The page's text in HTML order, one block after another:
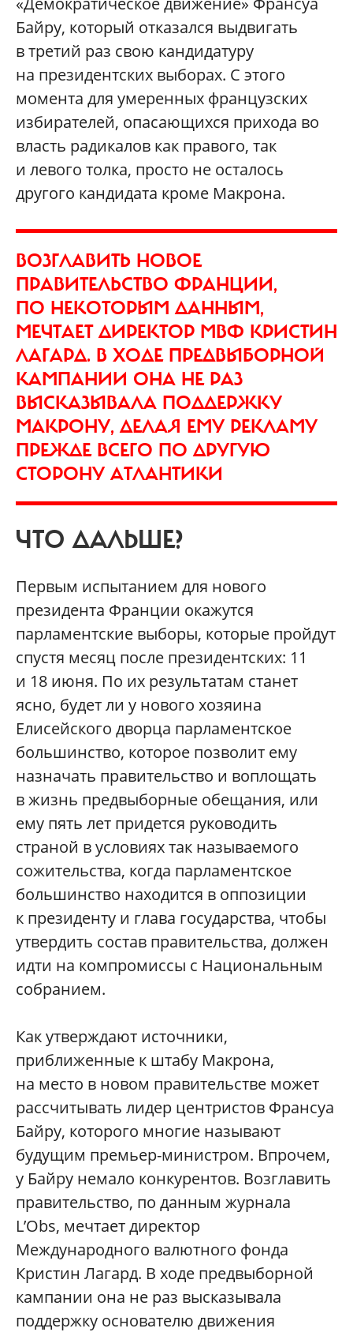
Байру, который отказался выдвигать
в третий раз свою кандидатуру
на президентских выборах. С этого
момента для умеренных французских
избирателей, опасающихся прихода во
власть радикалов как правого, так
и левого толка, просто не осталось
другого кандидата кроме Макрона.
ВОЗГЛАВИТЬ НОВОЕ
ПРАВИТЕЛЬСТВО ФРАНЦИИ,
ПО НЕКОТОРЫМ ДАННЫМ,
МЕЧТАЕТ ДИРЕКТОР МВФ КРИСТИН
ЛАГАРД. В ХОДЕ ПРЕДВЫБОРНОЙ
КАМПАНИИ ОНА НЕ РАЗ
ВЫСКАЗЫВАЛА ПОДДЕРЖКУ
МАКРОНУ, ДЕЛАЯ ЕМУ РЕКЛАМУ
ПРЕЖДЕ ВСЕГО ПО ДРУГУЮ
СТОРОНУ АТЛАНТИКИ
ЧТО ДАЛЬШЕ?
Первым испытанием для нового
президента Франции окажутся
парламентские выборы, которые пройдут
спустя месяц после президентских: 11
и 18 июня. По их результатам станет
ясно, будет ли у нового хозяина
Елисейского дворца парламентское
большинство, которое позволит ему
назначать правительство и воплощать
в жизнь предвыборные обещания, или
ему пять лет придется руководить
страной в условиях так называемого
сожительства, когда парламентское
большинство находится в оппозиции
к президенту и глава государства, чтобы
утвердить состав правительства, должен
идти на компромиссы с Национальным
собранием.
Как утверждают источники,
приближенные к штабу Макрона,
на место в новом правительстве может
рассчитывать лидер центристов Франсуа
Байру, которого многие называют
будущим премьер-министром. Впрочем,
у Байру немало конкурентов. Возглавить
правительство, по данным журнала
L’Obs, мечтает директор
Международного валютного фонда
Кристин Лагард. В ходе предвыборной
кампании она не раз высказывала
поддержку основателю движения